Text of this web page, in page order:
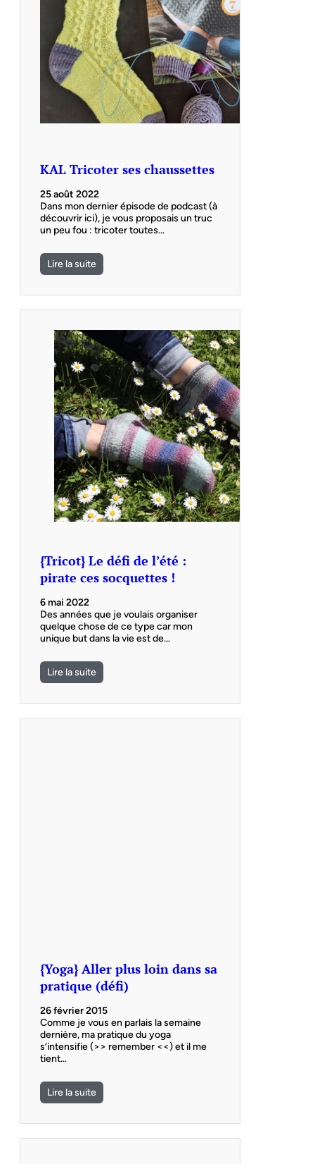
KAL Tricoter ses chaussettes
25 août 2022
Dans mon dernier épisode de podcast (à
découvrir ici), je vous proposais un truc
un peu fou : tricoter toutes…
Lire la suite
{Tricot} Le défi de l’été :
pirate ces socquettes !
6 mai 2022
Des années que je voulais organiser
quelque chose de ce type car mon
unique but dans la vie est de…
Lire la suite
{Yoga} Aller plus loin dans sa
pratique (défi)
26 février 2015
Comme je vous en parlais la semaine
dernière, ma pratique du yoga
s’intensifie (>> remember <<) et il me
tient…
Lire la suite